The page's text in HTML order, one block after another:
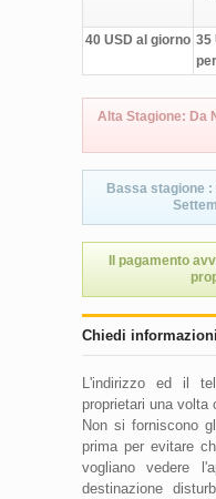
40 USD al giorno 35
Alta Stagione: Da
Bassa stagione :
Il pagamento
Chiedi
L'indirizzo ed il
proprietari una volta
Non si forniscono
prima per evitare
vogliano vedere
destinazione